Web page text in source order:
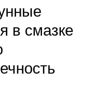
в смазке